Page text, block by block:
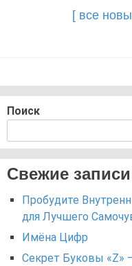
[ все
Поиск
Свежие записи
Пробудите
для Лучшего
Имёна Цифр
Секрет Буковы «Z»